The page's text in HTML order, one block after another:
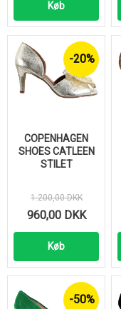
Køb
COPENHAGEN
SHOES CATLEEN
STILET
1.200,00 DKK
960,00 DKK
Køb
-20%
-50%